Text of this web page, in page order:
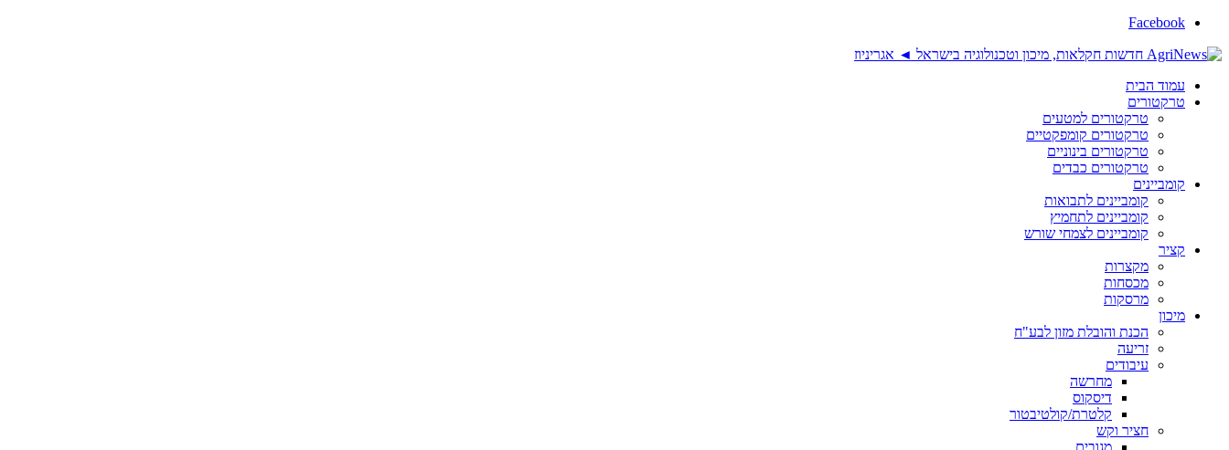
Facebook
עמוד הבית
טרקטורים
טרקטורים למטעים
טרקטורים קומפקטיים
טרקטורים בינוניים
טרקטורים כבדים
קומביינים
קומביינים לתבואות
קומביינים לתחמיץ
קומביינים לצמחי שורש
קציר
מקצרות
מכסחות
מרסקות
מיכון
הכנת והובלת מזון לבע"ח
זריעה
עיבודים
מחרשה
דיסקוס
קלטרת/קולטיבטור
חציר וקש